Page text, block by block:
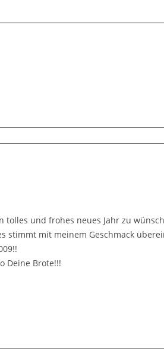
tolles und frohes neues Jahr zu
stimmt mit meinem Geschmack
Deine Brote!!!